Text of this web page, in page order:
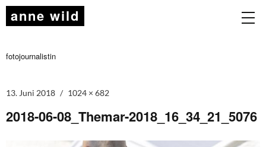
anne wild
fotojournalistin
13. Juni 2018 1024 × 682
2018-06-08_Themar-2018_16_34_21_5076